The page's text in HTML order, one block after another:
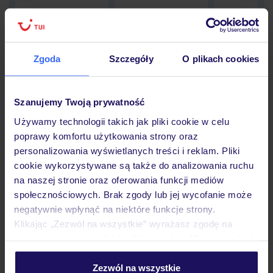
Zgoda Szczegóły O plikach cookies
Szanujemy Twoją prywatność
Używamy technologii takich jak pliki cookie w celu
poprawy komfortu użytkowania strony oraz
personalizowania wyświetlanych treści i reklam. Pliki
cookie wykorzystywane są także do analizowania ruchu
na naszej stronie oraz oferowania funkcji mediów
społecznościowych. Brak zgody lub jej wycofanie może
negatywnie wpłynąć na niektóre funkcje strony.
Klikając „Zezwól na wszystkie” wyrażasz zgodę na
personalizować swój wybór wchodząc w zakładkę
Zezwól na wszystkie
Hotel
Opinie
Pokoje
Wyżywienie
Atrakcje